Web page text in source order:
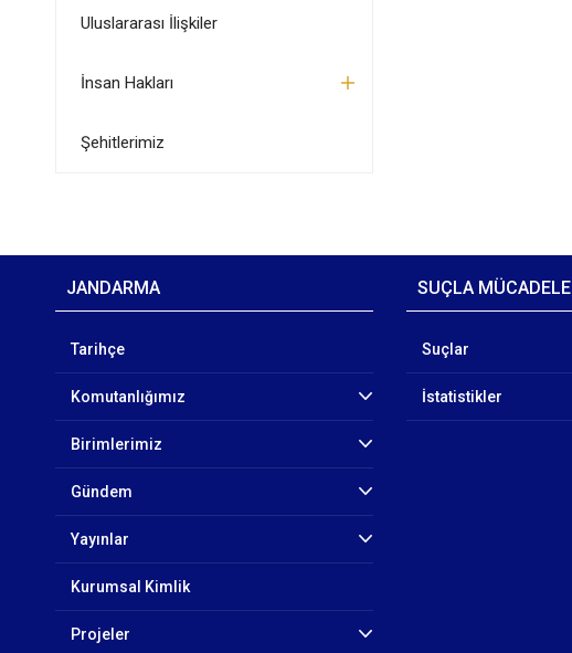
Uluslararası İlişkiler
İnsan Hakları
Şehitlerimiz
JANDARMA
Tarihçe
Komutanlığımız
Birimlerimiz
Gündem
Yayınlar
Kurumsal Kimlik
Projeler
SUÇLA MÜCADELE
Suçlar
İstatistikler